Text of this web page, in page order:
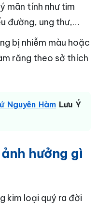
mãn tính như tim
đường, ung thư,…
bị nhiễm màu hoặc
răng theo sở thích
Nguyên Hàm Lưu Ý
hưởng gì
kim loại quý ra đời